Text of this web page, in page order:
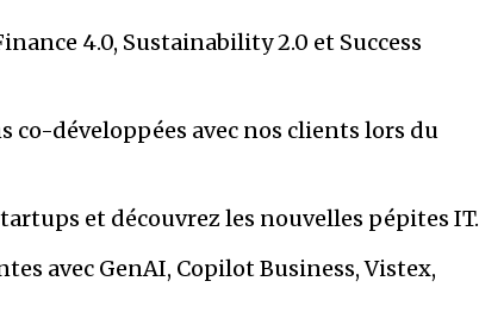
4.0, Sustainability 2.0 et Success
co-développées avec nos clients lors du
et découvrez les nouvelles pépites IT.
avec GenAI, Copilot Business, Vistex,